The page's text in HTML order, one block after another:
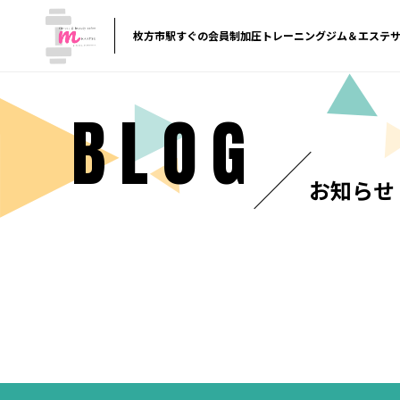
枚方市駅すぐの会員制加圧トレーニングジム＆エステ
BLOG お知らせ